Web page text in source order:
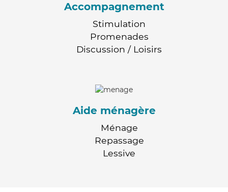
Accompagnement
Stimulation
Promenades
Discussion / Loisirs
Aide ménagère
Ménage
Repassage
Lessive